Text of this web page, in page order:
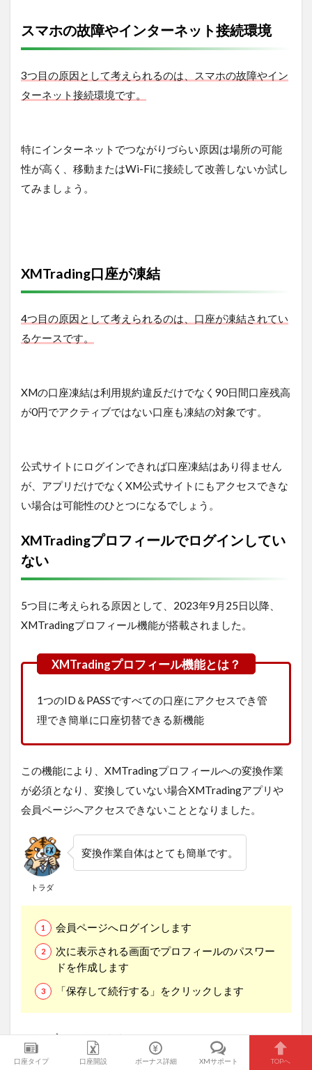
スマホの故障やインターネット接続環境
3つ目の原因として考えられるのは、スマホの故障やイン
ターネット接続環境です。
特にインターネットでつながりづらい原因は場所の可能
性が高く、移動またはWi-Fiに接続して改善しないか試し
てみましょう。
XMTrading口座が凍結
4つ目の原因として考えられるのは、口座が凍結されてい
るケースです。
XMの口座凍結は利用規約違反だけでなく90日間口座残高
が0円でアクティブではない口座も凍結の対象です。
公式サイトにログインできれば口座凍結はあり得ません
が、アプリだけでなくXM公式サイトにもアクセスできな
い場合は可能性のひとつになるでしょう。
XMTradingプロフィールでログインしてい
ない
5つ目に考えられる原因として、2023年9月25日以降、
XMTradingプロフィール機能が搭載されました。
1つのID＆PASSですべての口座にアクセスでき管
理でき簡単に口座切替できる新機能
この機能により、XMTradingプロフィールへの変換作業
が必須となり、変換していない場合XMTradingアプリや
会員ページへアクセスできないこととなりました。
トラダ
変換作業自体はとても簡単です。
会員ページへログインします
次に表示される画面でプロフィールのパスワー
ドを作成します
「保存して続行する」をクリックします
これで完了となります。
口座タイプ 口座開設 ボーナス詳細 XMサポート TOPへ